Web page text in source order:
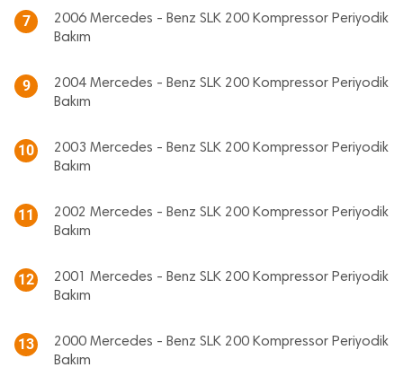
7
2006 Mercedes - Benz SLK 200 Kompressor Periyodik
Bakım
9
2004 Mercedes - Benz SLK 200 Kompressor Periyodik
Bakım
10
2003 Mercedes - Benz SLK 200 Kompressor Periyodik
Bakım
11
2002 Mercedes - Benz SLK 200 Kompressor Periyodik
Bakım
12
2001 Mercedes - Benz SLK 200 Kompressor Periyodik
Bakım
13
2000 Mercedes - Benz SLK 200 Kompressor Periyodik
Bakım